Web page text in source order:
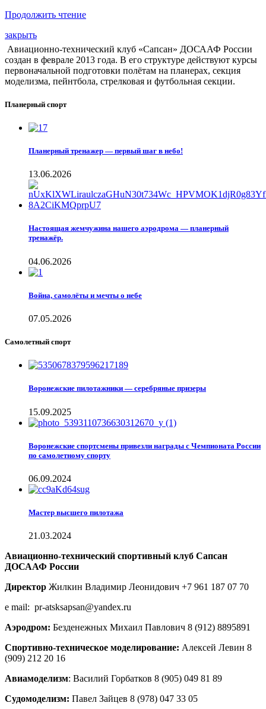
Продолжить чтение
закрыть
Авиационно-технический клуб «Сапсан» ДОСААФ России
создан в феврале 2013 года. В его структуре действуют курсы
первоначальной подготовки полётам на планерах, секция
моделизма, пейнтбола, стрелковая и футбольная секции.
Планерный спорт
Планерный тренажер — первый шаг в небо!
13.06.2026
Настоящая жемчужина нашего аэродрома — планерный
тренажёр.
04.06.2026
Война, самолёты и мечты о небе
07.05.2026
Самолетный спорт
Воронежские пилотажники — серебряные призеры
15.09.2025
Воронежские спортсмены привезли награды с Чемпионата России
по самолетному спорту
06.09.2024
Мастер высшего пилотажа
21.03.2024
Авиационно-технический спортивный клуб Сапсан
ДОСААФ России
Директор Жилкин Владимир Леонидович +7 961 187 07 70
e mail: pr-atsksapsan@yandex.ru
Аэродром: Безденежных Михаил Павлович 8 (912) 8895891
Спортивно-техническое моделирование: Алексей Левин 8
(909) 212 20 16
Авиамоделизм: Василий Горбатков 8 (905) 049 81 89
Судомоделизм: Павел Зайцев 8 (978) 047 33 05